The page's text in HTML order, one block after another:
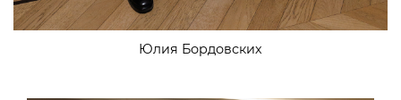
Юлия Бордовских